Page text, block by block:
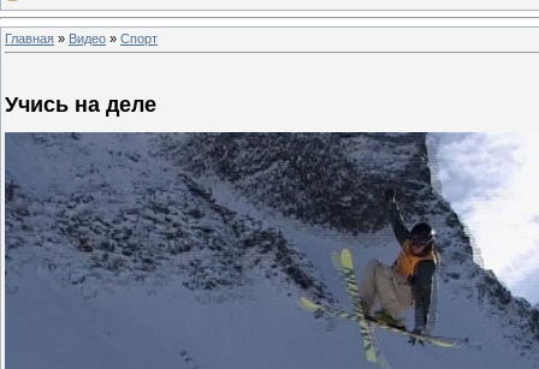
Главная » Видео » Спорт
Учись на деле